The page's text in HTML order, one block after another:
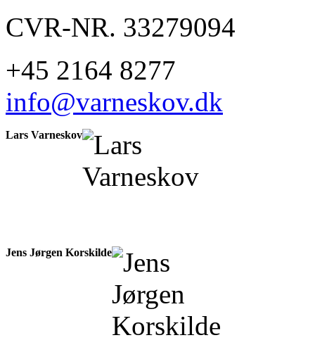
CVR-NR. 33279094
+45 2164 8277
info@varneskov.dk
Lars Varneskov
Jens Jørgen Korskilde